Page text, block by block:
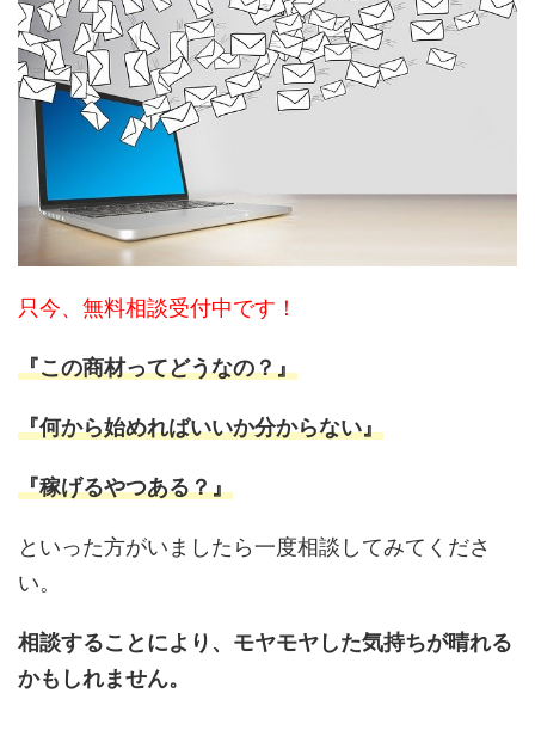
只今、無料相談受付中です！
『この商材ってどうなの？』
『何から始めればいいか分からない』
『稼げるやつある？』
といった方がいましたら一度相談してみてくださ
い。
相談することにより、モヤモヤした気持ちが晴れる
かもしれません。